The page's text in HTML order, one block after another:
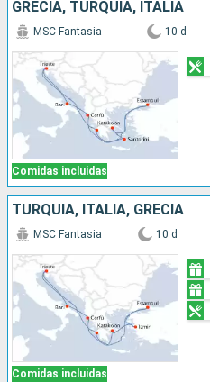
GRECIA, TURQUÍA, ITALIA
Comidas incluidas
MSC Fantasia 10 d
TURQUÍA, ITALIA, GRECIA
Comidas incluidas
MSC Fantasia 10 d